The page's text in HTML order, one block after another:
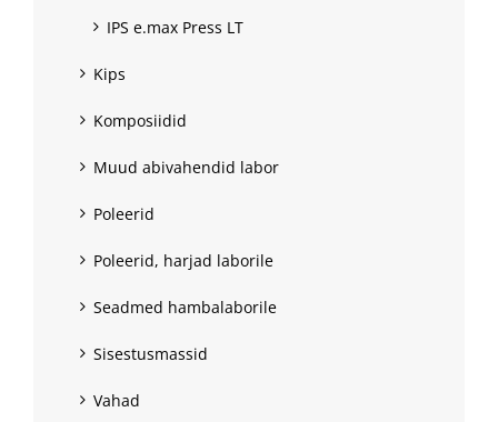
IPS e.max Press LT
Kips
Komposiidid
Muud abivahendid labor
Poleerid
Poleerid, harjad laborile
Seadmed hambalaborile
Sisestusmassid
Vahad